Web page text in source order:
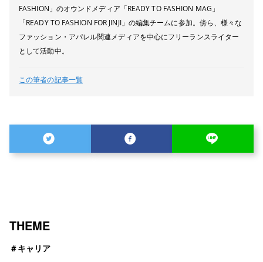
FASHION」のオウンドメディア「READY TO FASHION MAG」
「READY TO FASHION FOR JINJI」の編集チームに参加。傍ら、様々な
ファッション・アパレル関連メディアを中心にフリーランスライター
として活動中。
この筆者の記事一覧
THEME
＃キャリア